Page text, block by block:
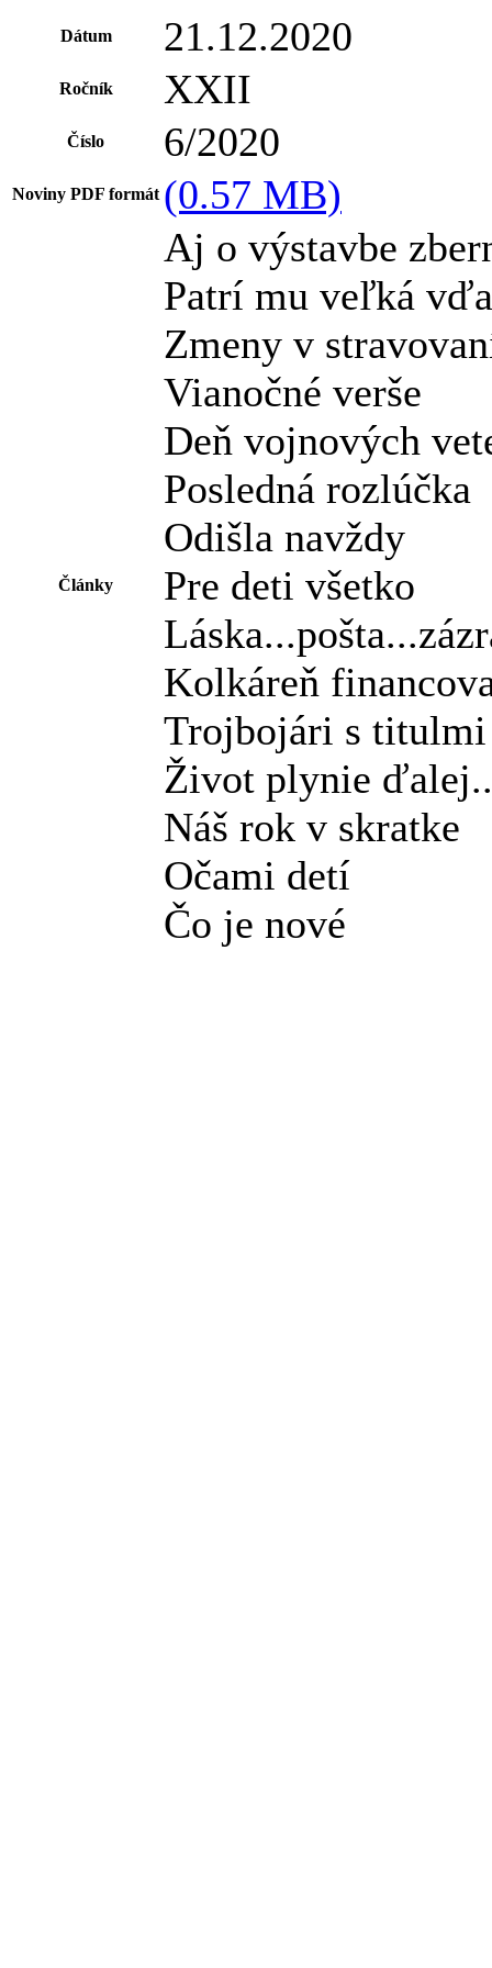
Dátum 21.12.2020
Ročník XXII
Číslo 6/2020
Noviny PDF formát (0.57 MB)
Články
Aj o výstavbe
Patrí mu veľká
Zmeny v
Vianočné verše
Deň vojnových
Posledná rozlúčka
Odišla navždy
Pre deti všetko
Kolkáreň
Trojbojári s titulmi
Život plynie
Náš rok v skratke
Očami detí
Čo je nové